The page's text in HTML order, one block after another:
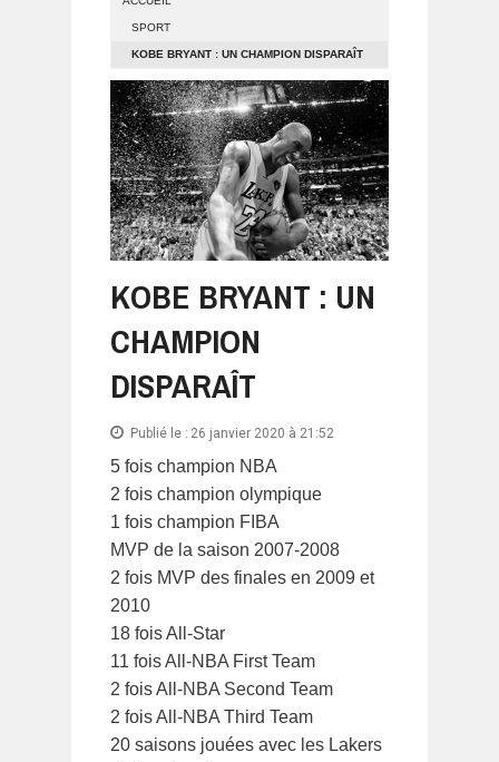
SPORT
KOBE BRYANT : UN CHAMPION DISPARAÎT
KOBE BRYANT : UN
CHAMPION
DISPARAÎT
Publié le : 26 janvier 2020 à 21:52
5 fois champion NBA
2 fois champion olympique
1 fois champion FIBA
MVP de la saison 2007-2008
2 fois MVP des finales en 2009 et
2010
18 fois All-Star
11 fois All-NBA First Team
2 fois All-NBA Second Team
2 fois All-NBA Third Team
20 saisons jouées avec les Lakers